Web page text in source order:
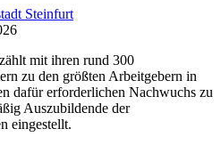
Steinfurt
mit ihren rund 300
zu den größten Arbeitgebern in
dafür erforderlichen Nachwuchs zu
Auszubildende der
eingestellt.